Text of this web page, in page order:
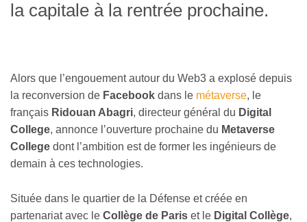
la capitale à la rentrée prochaine.
Alors que l’engouement autour du Web3 a explosé depuis
la reconversion de Facebook dans le métaverse, le
français Ridouan Abagri, directeur général du Digital
College, annonce l’ouverture prochaine du Metaverse
College dont l’ambition est de former les ingénieurs de
demain à ces technologies.
Située dans le quartier de la Défense et créée en
partenariat avec le Collège de Paris et le Digital Collège,